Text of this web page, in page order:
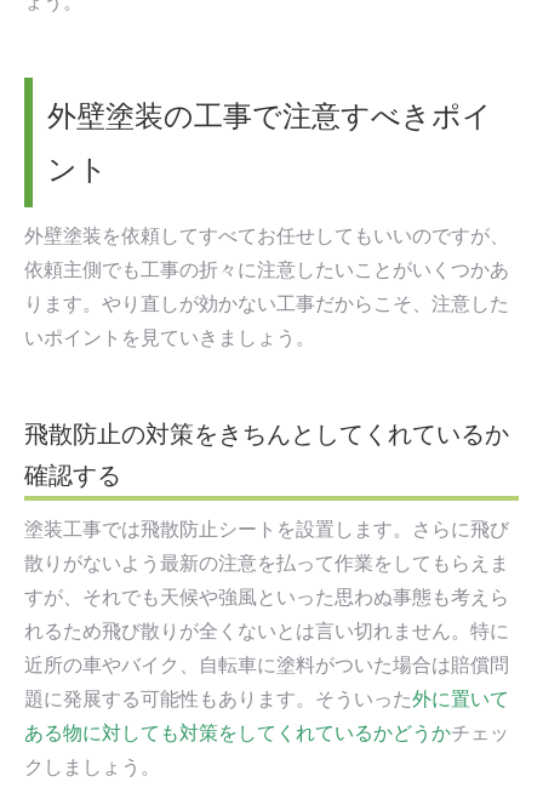
外壁塗装の工事で注意すべきポイ
ント
外壁塗装を依頼してすべてお任せしてもいいのですが、
依頼主側でも工事の折々に注意したいことがいくつかあ
ります。やり直しが効かない工事だからこそ、注意した
いポイントを見ていきましょう。
飛散防止の対策をきちんとしてくれているか
確認する
塗装工事では飛散防止シートを設置します。さらに飛び
散りがないよう最新の注意を払って作業をしてもらえま
すが、それでも天候や強風といった思わぬ事態も考えら
れるため飛び散りが全くないとは言い切れません。特に
近所の車やバイク、自転車に塗料がついた場合は賠償問
題に発展する可能性もあります。そういった外に置いて
ある物に対しても対策をしてくれているかどうかチェッ
クしましょう。